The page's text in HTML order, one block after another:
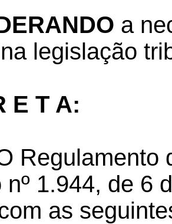
a
legislação
E T A:
Regulamento
nº 1.944, de 6
as